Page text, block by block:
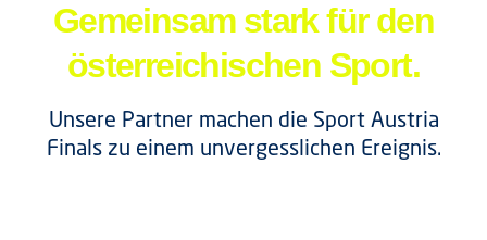
Gemeinsam stark für den
österreichischen Sport.
Unsere Partner machen die Sport Austria
Finals zu einem unvergesslichen Ereignis.